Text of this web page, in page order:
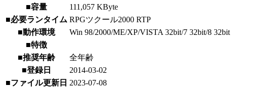
■容量
111,057 KByte
■必要ランタイム RPGツクール2000 RTP
■動作環境
Win 98/2000/ME/XP/VISTA 32bit/7 32bit/8 32bit
■特徴
■推奨年齢
全年齢
■登録日
2014-03-02
■ファイル更新日 2023-07-08